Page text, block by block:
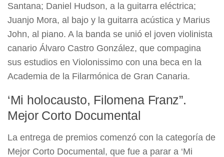
Santana; Daniel Hudson, a la guitarra eléctrica;
Juanjo Mora, al bajo y la guitarra acústica y Marius
John, al piano. A la banda se unió el joven violinista
canario Álvaro Castro González, que compagina
sus estudios en Violonissimo con una beca en la
Academia de la Filarmónica de Gran Canaria.
‘Mi holocausto, Filomena Franz”.
Mejor Corto Documental
La entrega de premios comenzó con la categoría de
Mejor Corto Documental, que fue a parar a ‘Mi